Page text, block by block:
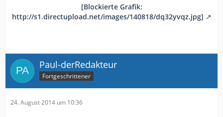
[Blockierte Grafik:
http://s1.directupload.net/images/140818/dq32yvqz.jpg]
Paul-derRedakteur
Fortgeschrittener
24. August 2014 um 10:36